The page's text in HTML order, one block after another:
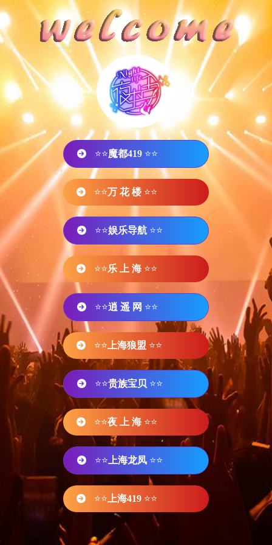
⭐⭐魔都419 ⭐⭐
⭐⭐万 花 楼 ⭐⭐
⭐⭐娱乐导航 ⭐⭐
⭐⭐乐 上 海 ⭐⭐
⭐⭐逍 遥 网 ⭐⭐
⭐⭐ 上海狼盟 ⭐⭐
⭐⭐贵族宝贝 ⭐⭐
⭐⭐夜 上 海 ⭐⭐
⭐⭐ 上海龙凤 ⭐⭐
⭐⭐ 上海419 ⭐⭐